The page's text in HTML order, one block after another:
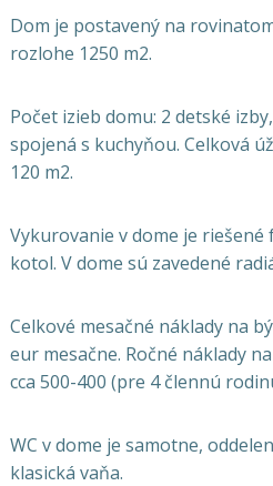
Dom je postavený na
rozlohe 1250 m2.
Počet izieb domu: 2 detské
spojená s kuchyňou. Celková
120 m2.
Vykurovanie v dome je
kotol. V dome sú zavedené
Celkové mesačné náklady na
eur mesačne. Ročné náklady
cca 500-400 (pre 4 člennú
WC v dome je samotne,
klasická vaňa.